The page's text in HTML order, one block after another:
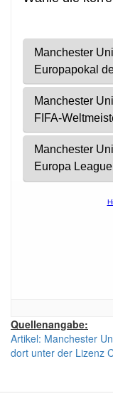
Quellenangabe:
Artikel: Manchester
dort unter der Lizenz